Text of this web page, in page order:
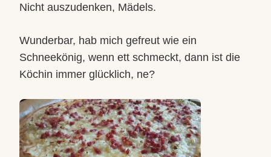
Nicht auszudenken, Mädels.
Wunderbar, hab mich gefreut wie ein
Schneekönig, wenn ett schmeckt, dann ist die
Köchin immer glücklich, ne?